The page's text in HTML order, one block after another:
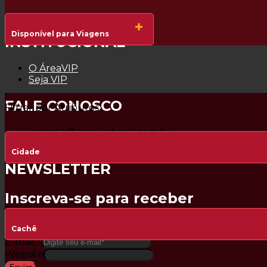
Disponível para Viagens
INSTITUCIONAL
O ÁreaVIP
Seja VIP
FALE CONOSCO
contato@areavipbrasil.com.br
NEWSLETTER
Inscreva-se para receber
novidades e promoções
E-mail*
Website
Filtrar por Atributos
Cidade
Cachê